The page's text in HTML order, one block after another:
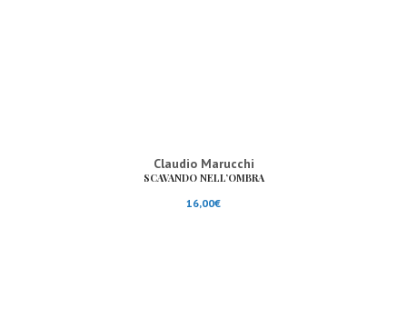
Claudio Marucchi
SCAVANDO NELL’OMBRA
16,00€